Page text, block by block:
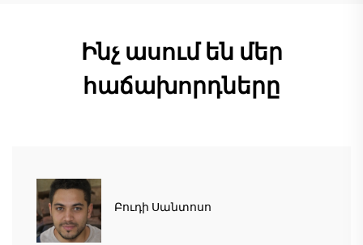
Ինչ ասում են մեր
հաճախորդները
Բուդի Սանտոսո